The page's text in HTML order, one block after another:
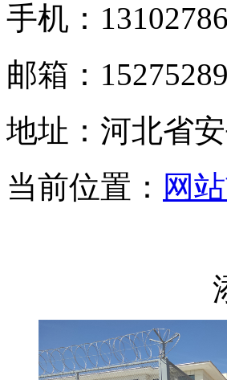
手机：
邮箱：
地址：河北省
当前位置： 网